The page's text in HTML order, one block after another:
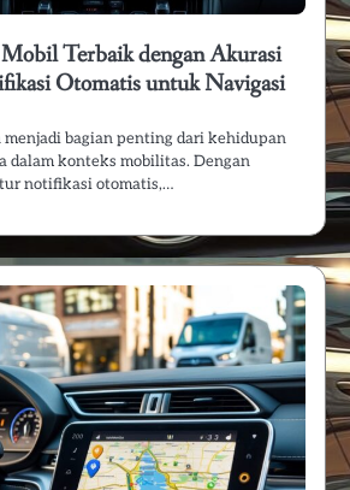
Terbaik dengan Akurasi
Otomatis untuk Navigasi
menjadi bagian penting dari kehidupan
dalam konteks mobilitas. Dengan
notifikasi otomatis,…